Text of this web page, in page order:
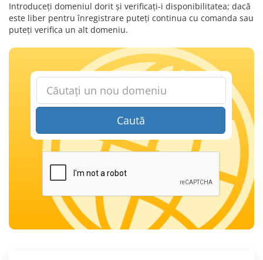
Introduceți domeniul dorit și verificați-i disponibilitatea; dacă
este liber pentru înregistrare puteți continua cu comanda sau
puteți verifica un alt domeniu.
Caută